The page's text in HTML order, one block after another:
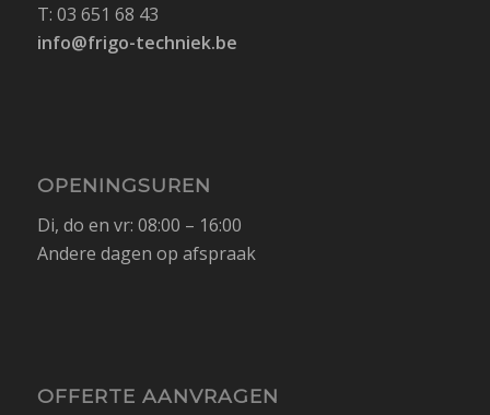
T: 03 651 68 43
info@frigo-techniek.be
OPENINGSUREN
Di, do en vr: 08:00 – 16:00
Andere dagen op afspraak
OFFERTE AANVRAGEN